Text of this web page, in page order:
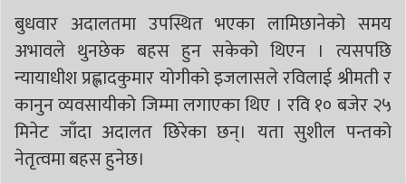
बुधवार अदालतमा उपस्थित भएका लामिछानेको समय
अभावले थुनछेक बहस हुन सकेको थिएन । त्यसपछि
न्यायाधीश प्रह्लादकुमार योगीको इजलासले रविलाई श्रीमती र
कानुन व्यवसायीको जिम्मा लगाएका थिए । रवि १० बजेर २५
मिनेट जाँदा अदालत छिरेका छन्। यता सुशील पन्तको
नेतृत्वमा बहस हुनेछ।